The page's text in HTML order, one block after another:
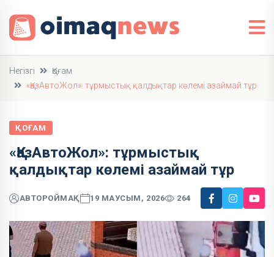
Негізгі
Қоғам
«ҚазАвтоЖол»: тұрмыстық қалдықтар көлемі азаймай тұр
ҚОҒАМ
«ҚазАвтоЖол»: тұрмыстық
қалдықтар көлемі азаймай тұр
АВТОРОЙМАҚ 19 МАУСЫМ, 2026 264